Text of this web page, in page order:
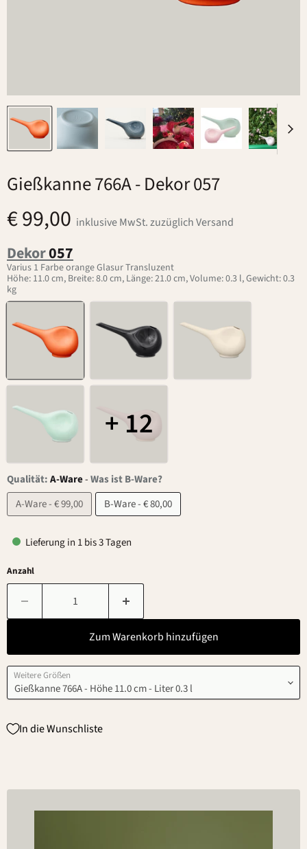
Gießkanne 766A- Dekor 057
€ 99,00 inklusive MwSt. zuzüglich Versand
Dekor057
Varius 1 Farbe orange Glasur Transluzent
Höhe: 11.0 cm, Breite: 8.0 cm, Länge: 21.0 cm, Volume: 0.3 l, Gewicht: 0.3
kg
+ 12
Qualität:A-Ware-Was ist B-Ware?
A-Ware - € 99,00
B-Ware - € 80,00
Lieferung in 1 bis 3 Tagen
Anzahl
Zum Warenkorb hinzufügen
Weitere Größen
In die Wunschliste